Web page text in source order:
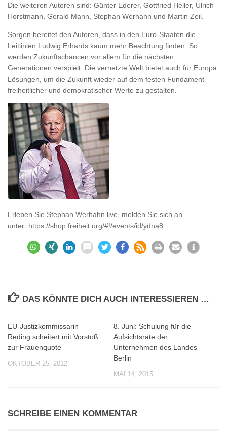
Die weiteren Autoren sind: Günter Ederer, Gottfried Heller, Ulrich
Horstmann, Gerald Mann, Stephan Werhahn und Martin Zeil.
Sorgen bereitet den Autoren, dass in den Euro-Staaten die
Leitlinien Ludwig Erhards kaum mehr Beachtung finden. So
werden Zukunftschancen vor allem für die nächsten
Generationen verspielt. Die vernetzte Welt bietet auch für Europa
Lösungen, um die Zukunft wieder auf dem festen Fundament
freiheitlicher und demokratischer Werte zu gestalten.
Erleben Sie Stephan Werhahn live, melden Sie sich an
unter: https://shop.freiheit.org/#!/events/id/ydna8
DAS KÖNNTE DICH AUCH INTERESSIEREN …
EU-Justizkommissarin
Reding scheitert mit Vorstoß
zur Frauenquote
OKTOBER 25, 2012
8. Juni: Schulung für die
Aufsichtsräte der
Unternehmen des Landes
Berlin
MAI 14, 2015
SCHREIBE EINEN KOMMENTAR